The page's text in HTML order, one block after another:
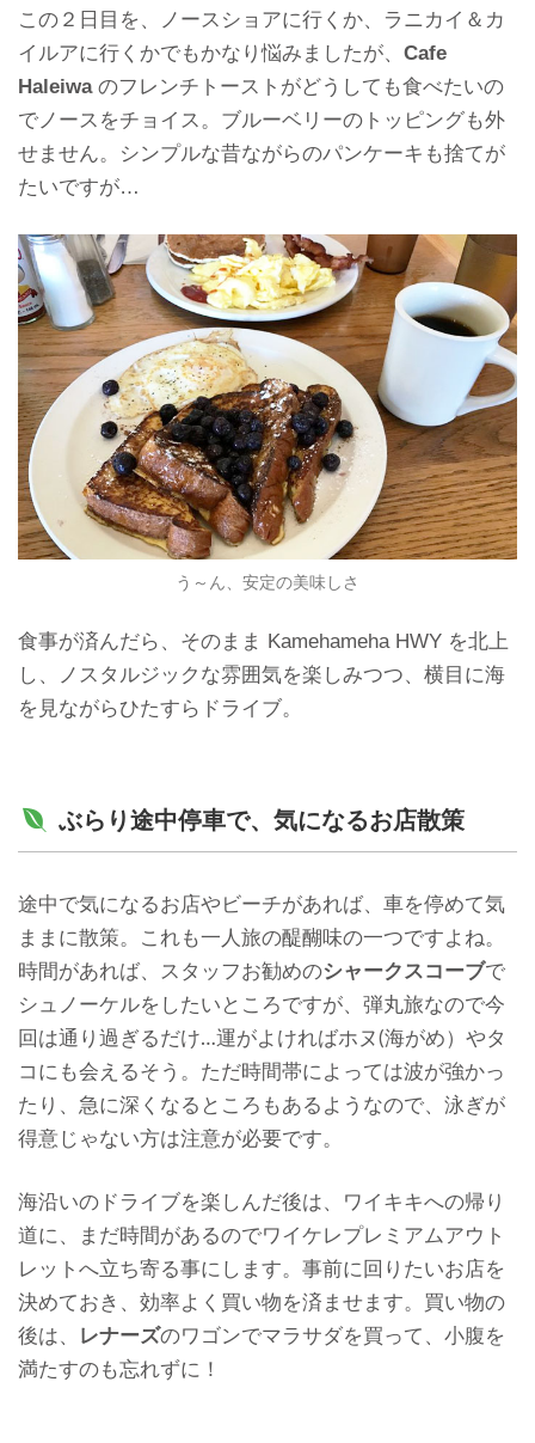
この２日目を、ノースショアに行くか、ラニカイ＆カ
イルアに行くかでもかなり悩みましたが、 Cafe
Haleiwa のフレンチトーストがどうしても食べたいの
でノースをチョイス。ブルーベリーのトッピングも外
せません。シンプルな昔ながらのパンケーキも捨てが
たいですが…
う～ん、安定の美味しさ
食事が済んだら、そのまま Kamehameha HWY を北上
し、ノスタルジックな雰囲気を楽しみつつ、横目に海
を見ながらひたすらドライブ。
ぶらり途中停車で、気になるお店散策
途中で気になるお店やビーチがあれば、車を停めて気
ままに散策。これも一人旅の醍醐味の一つですよね。
時間があれば、スタッフお勧めのシャークスコーブで
シュノーケルをしたいところですが、弾丸旅なので今
回は通り過ぎるだけ…運がよければホヌ(海がめ）やタ
コにも会えるそう。ただ時間帯によっては波が強かっ
たり、急に深くなるところもあるようなので、泳ぎが
得意じゃない方は注意が必要です。
海沿いのドライブを楽しんだ後は、
ワイキキへの帰り
道に、まだ時間があるのでワイケレプレミアムアウト
レットへ立ち寄る事にします。事前に回りたいお店を
決めておき、効率よく買い物を済ませます。買い物の
後は、
レナーズのワゴンでマラサダを買って、小腹を
満たすのも忘れずに！